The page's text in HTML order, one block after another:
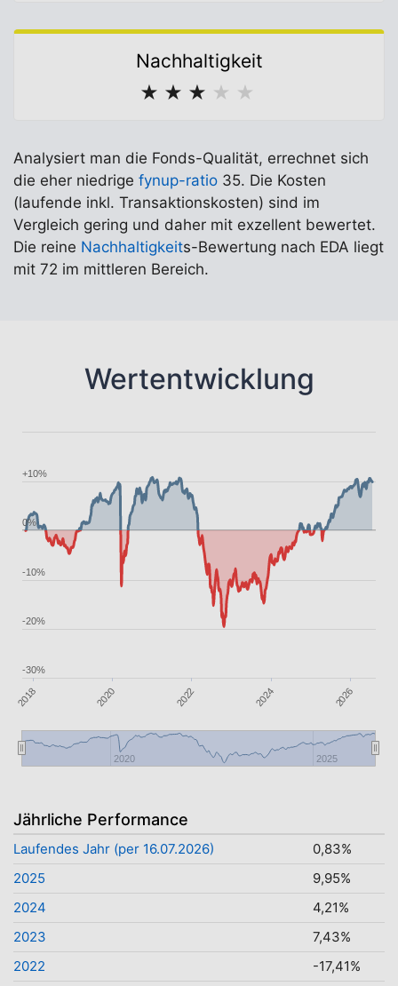
Nachhaltigkeit
★ ★ ★ ★ ★
Analysiert man die Fonds-Qualität, errechnet sich
die eher niedrige fynup-ratio 35. Die Kosten
(laufende inkl. Transaktionskosten) sind im
Vergleich gering und daher mit exzellent bewertet.
Die reine Nachhaltigkeits-Bewertung nach EDA liegt
mit 72 im mittleren Bereich.
Wertentwicklung
2018 2020 2022 2024 2026
2020 2025
-30%
-20%
-10%
0%
+10%
Jährliche Performance
Laufendes Jahr (per 16.07.2026)
0,83%
2025
9,95%
2024
4,21%
2023
7,43%
2022
-17,41%